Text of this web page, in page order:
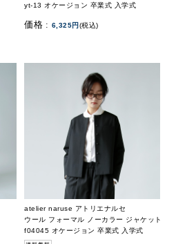
yt-13 オケージョン 卒業式 入学式
価格 : 6,325円(税込)
atelier naruse アトリエナルセ
ウール フォーマル ノーカラー ジャケット
f04045 オケージョン 卒業式 入学式